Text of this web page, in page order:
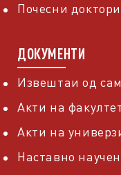
Почесни
ДОКУМЕНТИ
Извештаи од
Акти на
Акти на
Наставно